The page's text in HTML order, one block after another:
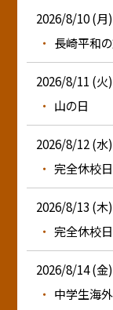
2026/8/10 (月)
長崎平和
2026/8/11 (火)
山の日
2026/8/12 (水)
完全休校日
2026/8/13 (木)
完全休校日
2026/8/14 (金)
中学生海